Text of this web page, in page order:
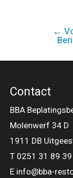
Bericht←
Contact
BBA
Molenwerf 34 D
1911 DB
T 0251 31 89 39
E info@bba-